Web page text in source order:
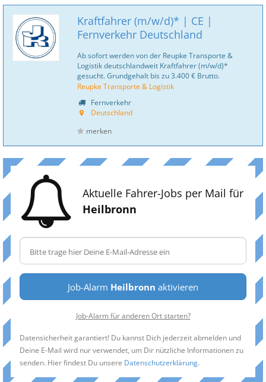
Kraftfahrer (m/w/d)* | CE |
Fernverkehr Deutschland
Ab sofort werden von der Reupke Transporte &
Logistik deutschlandweit Kraftfahrer (m/w/d)*
gesucht. Grundgehalt bis zu 3.400 € Brutto.
Reupke Transporte & Logistik
Fernverkehr
Deutschland
merken
Aktuelle Fahrer-Jobs per Mail für
Heilbronn
Job-Alarm Heilbronn aktivieren
Job-Alarm für anderen Ort starten?
Datensicherheit garantiert! Du kannst Dich jederzeit abmelden und
Deine E-Mail wird nur verwendet, um Dir nützliche Informationen zu
senden. Hier findest Du unsere Datenschutzerklärung.